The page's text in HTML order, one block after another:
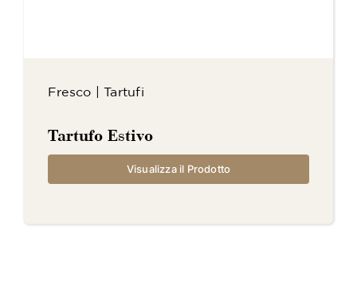
Fresco |Tartufi
Tartufo Estivo
Visualizza il Prodotto